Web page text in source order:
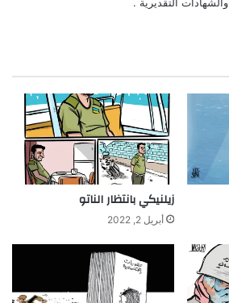
زيلنيكي بانتظار الناتو
أبريل 2, 2022